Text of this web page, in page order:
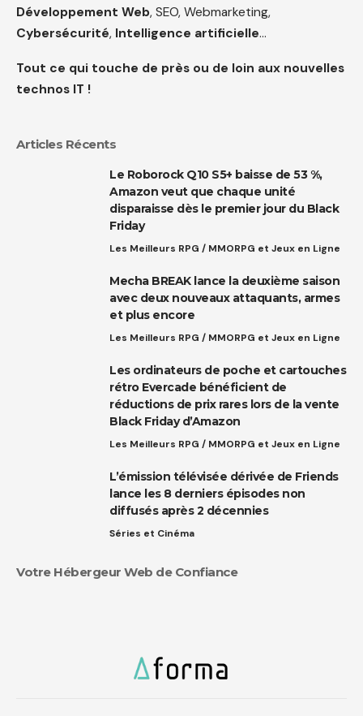
Développement Web, SEO, Webmarketing,
Cybersécurité, Intelligence artificielle…
Tout ce qui touche de près ou de loin aux nouvelles
technos IT !
Articles Récents
Le Roborock Q10 S5+ baisse de 53 %,
Amazon veut que chaque unité
disparaisse dès le premier jour du Black
Friday
Les Meilleurs RPG / MMORPG et Jeux en Ligne
Mecha BREAK lance la deuxième saison
avec deux nouveaux attaquants, armes
et plus encore
Les Meilleurs RPG / MMORPG et Jeux en Ligne
Les ordinateurs de poche et cartouches
rétro Evercade bénéficient de
réductions de prix rares lors de la vente
Black Friday d’Amazon
Les Meilleurs RPG / MMORPG et Jeux en Ligne
L’émission télévisée dérivée de Friends
lance les 8 derniers épisodes non
diffusés après 2 décennies
Séries et Cinéma
Votre Hébergeur Web de Confiance